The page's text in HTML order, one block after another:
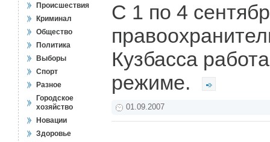
Происшествия
Криминал
Общество
Политика
Выборы
Спорт
Разное
Городское
хозяйство
Новации
Здоровье
С 1 по 4
Кузбасса
режиме.
01.09.2007